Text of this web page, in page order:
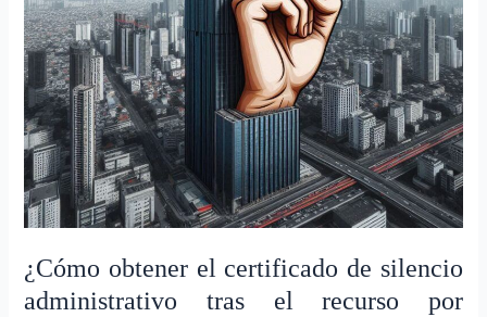
¿Cómo obtener el certificado de silencio
administrativo tras el recurso por
el
recurso
por
denegación
de
asilo?